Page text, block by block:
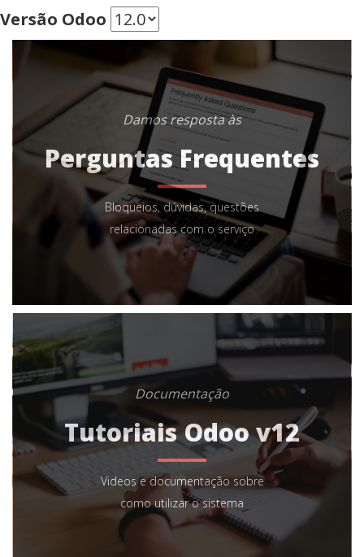
Versão Odoo
Damos resposta às
Perguntas Frequentes
Bloqueios, dúvidas, questões
relacionadas com o serviço
Documentação
Tutoriais Odoo v12
Videos e documentação sobre
como utilizar o sistema